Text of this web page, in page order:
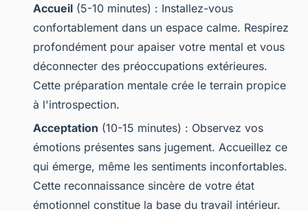
Accueil (5-10 minutes) : Installez-vous
confortablement dans un espace calme. Respirez
profondément pour apaiser votre mental et vous
déconnecter des préoccupations extérieures.
Cette préparation mentale crée le terrain propice
à l'introspection.
Acceptation (10-15 minutes) : Observez vos
émotions présentes sans jugement. Accueillez ce
qui émerge, même les sentiments inconfortables.
Cette reconnaissance sincère de votre état
émotionnel constitue la base du travail intérieur.